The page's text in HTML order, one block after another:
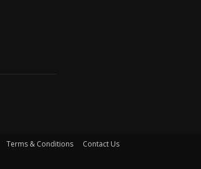
Terms & Conditions Contact Us